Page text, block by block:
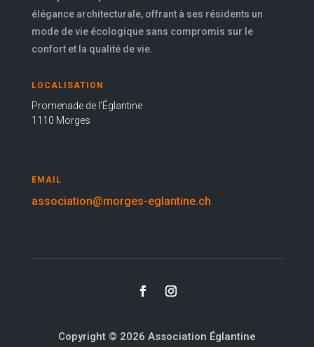
élégance architecturale, offrant à ses résidents un
mode de vie écologique sans compromis sur le
confort et la qualité de vie.
LOCALISATION
Promenade de l’Églantine
1110 Morges
EMAIL
association@morges-eglantine.ch
Copyright © 2026 Association Églantine